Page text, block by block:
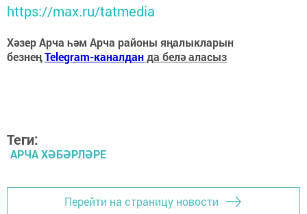
https://max.ru/tatmedia
Хәзер Арча һәм Арча районы яңалыкларын
безнеңTelegram-каналданда белә аласыз
Теги:
АРЧА ХӘБӘРЛӘРЕ
Перейти на страницу новости